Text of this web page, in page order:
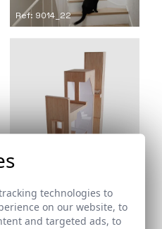
Ref: 9014_22
Ref: 9014_24
technologies to
on our website, to
and targeted ads, to